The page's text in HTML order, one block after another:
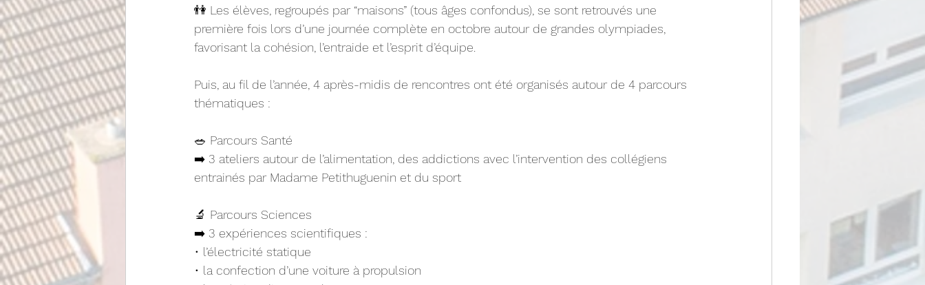
👫 Les élèves, regroupés par “maisons” (tous âges confondus), se sont retrouvés une
première fois lors d’une journée complète en octobre autour de grandes olympiades,
favorisant la cohésion, l’entraide et l’esprit d’équipe.
Puis, au fil de l’année, 4 après-midis de rencontres ont été organisés autour de 4 parcours
thématiques :
🥗 Parcours Santé
➡️ 3 ateliers autour de l’alimentation, des addictions avec l’intervention des collégiens
entrainés par Madame Petithuguenin et du sport
🔬 Parcours Sciences
➡️ 3 expériences scientifiques :
• l’électricité statique
• la confection d’une voiture à propulsion